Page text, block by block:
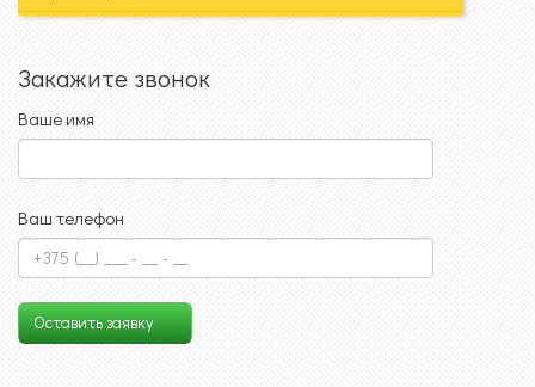
Закажите звонок
Ваше имя
Ваш телефон
Оставить заявку